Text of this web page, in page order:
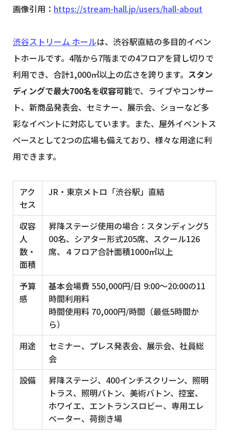
画像引用： https://stream-hall.jp/users/hall-about
渋谷ストリーム ホールは、渋谷駅直結の多目的イベン
トホールです。4階から7階までの4フロアを貸し切りで
利用でき、合計1,000㎡以上の広さを誇ります。 スタン
ディングで最大700名を収容可能で、ライブやコンサー
ト、新商品発表会、セミナー、展示会、ショーなど多
彩なイベントに対応しています。また、屋外イベントス
ペースとして2つの広場も備えており、様々な用途に利
用できます。
アク
セス
JR・東京メトロ「渋谷駅」直結
収容
人
数・
面積
昇降ステージ使用の場合：スタンディング5
00名、シアター形式205席、スクール126
席、４フロア合計面積1000㎡以上
予算
感
基本会場費 550,000円/日 9:00～20:00の11
時間利用料
時間使用料 70,000円/時間（最低5時間か
ら）
用途
セミナー、プレス発表会、展示会、社員総
会
設備
昇降ステージ、400インチスクリーン、照明
トラス、照明バトン、美術バトン、控室、
ホワイエ、エントランスロビー、専用エレ
ベーター、荷捌き場